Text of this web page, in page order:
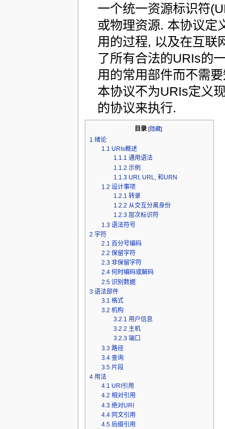
一个统一资源标识符
或物理资源. 本协议定
用的过程, 以及在互联
了所有合法的URIs的
用的常用部件而不需
本协议不为URIs定义
的协议来执行.
目录 [隐藏]
1 绪论
1.1 URIs概述
1.1.1 通用语法
1.1.2 示例
1.1.3 URI, URL, 和URN
1.2 设计事项
1.2.1 转录
1.2.2 从交互分离身份
1.2.3 层次标识符
1.3 语法符号
2 字符
2.1 百分号编码
2.2 保留字符
2.3 非保留字符
2.4 何时编码或解码
2.5 识别数据
3 语法部件
3.1 格式
3.2 机构
3.2.1 用户信息
3.2.2 主机
3.2.3 端口
3.3 路径
3.4 查询
3.5 片段
4 用法
4.1 URI引用
4.2 相对引用
4.3 绝对URI
4.4 同文引用
4.5 后缀引用